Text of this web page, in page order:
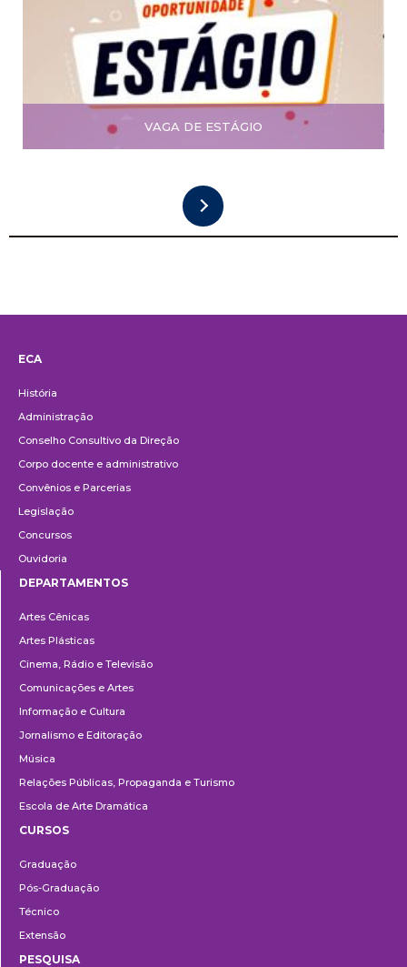
VAGA DE ESTÁGIO
ECA
História
Administração
Conselho Consultivo da Direção
Corpo docente e administrativo
Convênios e Parcerias
Legislação
Concursos
Ouvidoria
DEPARTAMENTOS
Artes Cênicas
Artes Plásticas
Cinema, Rádio e Televisão
Comunicações e Artes
Informação e Cultura
Jornalismo e Editoração
Música
Relações Públicas, Propaganda e Turismo
Escola de Arte Dramática
CURSOS
Graduação
Pós-Graduação
Técnico
Extensão
PESQUISA